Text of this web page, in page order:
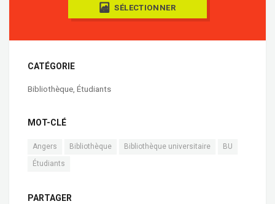
SÉLECTIONNER
CATÉGORIE
Bibliothèque, Étudiants
MOT-CLÉ
Angers Bibliothèque Bibliothèque universitaire
BU
Étudiants
PARTAGER